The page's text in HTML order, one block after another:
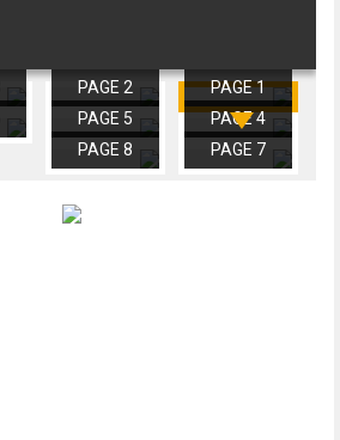
PAGE 1
PAGE 2
PAGE 4
PAGE 5
PAGE 7
PAGE 8